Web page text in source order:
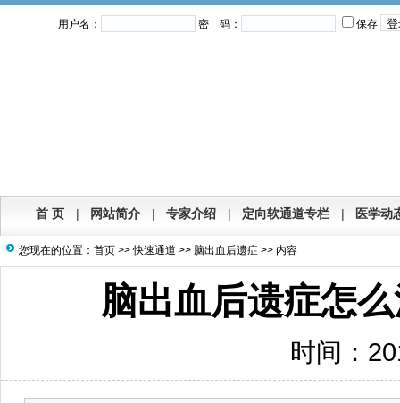
用户名： 密 码： 保存
首 页 | 网站简介 | 专家介绍 | 定向软通道专栏 | 医学动
您现在的位置： 首页 >>快速通道 >> 脑出血后遗症 >> 内容
脑出血后遗症怎
时间：